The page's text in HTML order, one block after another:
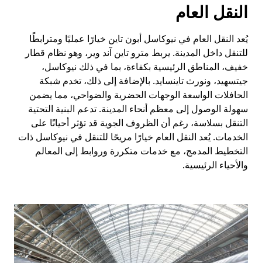
النقل العام
يُعد النقل العام في نيوكاسل أبون تاين خيارًا عمليًا ومترابطًا
للتنقل داخل المدينة. يربط مترو تاين آند وير، وهو نظام قطار
خفيف، المناطق الرئيسية بكفاءة، بما في ذلك نيوكاسل،
جيتسهيد، ونورث تاينسايد. بالإضافة إلى ذلك، تخدم شبكة
الحافلات الواسعة الوجهات الحضرية والضواحي، مما يضمن
سهولة الوصول إلى معظم أنحاء المدينة. تدعم البنية التحتية
التنقل بسلاسة، رغم أن الظروف الجوية قد تؤثر أحيانًا على
الخدمات. يُعد النقل العام خيارًا مريحًا للتنقل في نيوكاسل ذات
التخطيط المدمج، مع خدمات متكررة وروابط إلى المعالم
والأحياء الرئيسية.